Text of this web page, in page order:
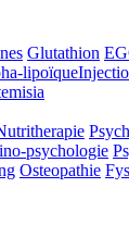
Glutathion
lipoïque
psychologie
Osteopathie